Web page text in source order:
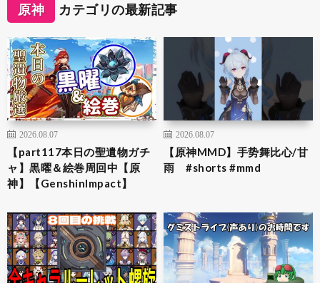
原神 カテゴリの最新記事
2026.08.07
【part117本日の聖遺物ガチ
ャ】黒曜＆絵巻周回中【原
神】【GenshinImpact】
2026.08.07
【原神MMD】手势舞比心/甘
雨 #shorts #mmd